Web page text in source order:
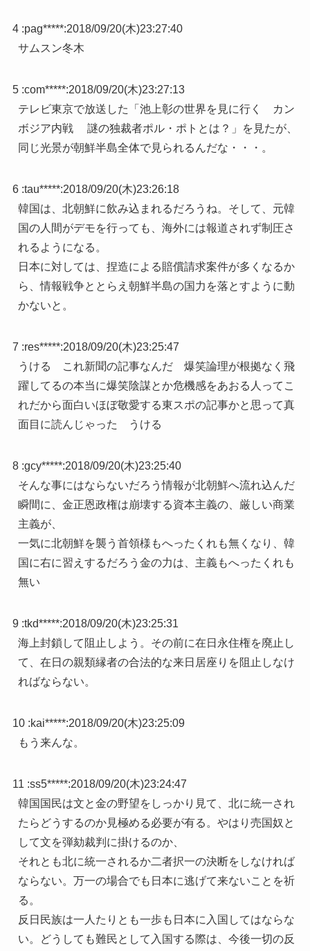
4 :pag*****:2018/09/20(木)23:27:40
サムスン冬木
5 :com*****:2018/09/20(木)23:27:13
テレビ東京で放送した「池上彰の世界を見に行く カン
ボジア内戦 謎の独裁者ポル・ポトとは？」を見たが、
同じ光景が朝鮮半島全体で見られるんだな・・・。
6 :tau*****:2018/09/20(木)23:26:18
韓国は、北朝鮮に飲み込まれるだろうね。そして、元韓
国の人間がデモを行っても、海外には報道されず制圧さ
れるようになる。
日本に対しては、捏造による賠償請求案件が多くなるか
ら、情報戦争ととらえ朝鮮半島の国力を落とすように動
かないと。
7 :res*****:2018/09/20(木)23:25:47
うける これ新聞の記事なんだ 爆笑論理が根拠なく飛
躍してるの本当に爆笑陰謀とか危機感をあおる人ってこ
れだから面白いほぼ敬愛する東スポの記事かと思って真
面目に読んじゃった うける
8 :gcy*****:2018/09/20(木)23:25:40
そんな事にはならないだろう情報が北朝鮮へ流れ込んだ
瞬間に、金正恩政権は崩壊する資本主義の、厳しい商業
主義が、
一気に北朝鮮を襲う首領様もへったくれも無くなり、韓
国に右に習えするだろう金の力は、主義もへったくれも
無い
9 :tkd*****:2018/09/20(木)23:25:31
海上封鎖して阻止しよう。その前に在日永住権を廃止し
て、在日の親類縁者の合法的な来日居座りを阻止しなけ
ればならない。
10 :kai*****:2018/09/20(木)23:25:09
もう来んな。
11 :ss5*****:2018/09/20(木)23:24:47
韓国国民は文と金の野望をしっかり見て、北に統一され
たらどうするのか見極める必要が有る。やはり売国奴と
して文を弾劾裁判に掛けるのか、
それとも北に統一されるか二者択一の決断をしなければ
ならない。万一の場合でも日本に逃げて来ないことを祈
る。
反日民族は一人たりとも一歩も日本に入国してはならな
い。どうしても難民として入国する際は、今後一切の反